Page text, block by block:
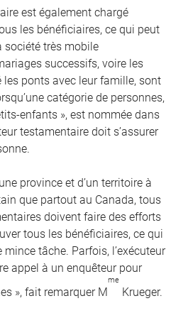
est également chargé
les bénéficiaires, ce qui peut
société très mobile
successifs, voire les
ponts avec leur famille, sont
catégorie de personnes,
enfants », est nommée dans
testamentaire doit s’assurer
province et d’un territoire à
que partout au Canada, tous
doivent faire des efforts
tous les bénéficiaires, ce qui
mince tâche. Parfois, l’exécuteur
appel à un enquêteur pour
», fait remarquer M
me
Krueger.